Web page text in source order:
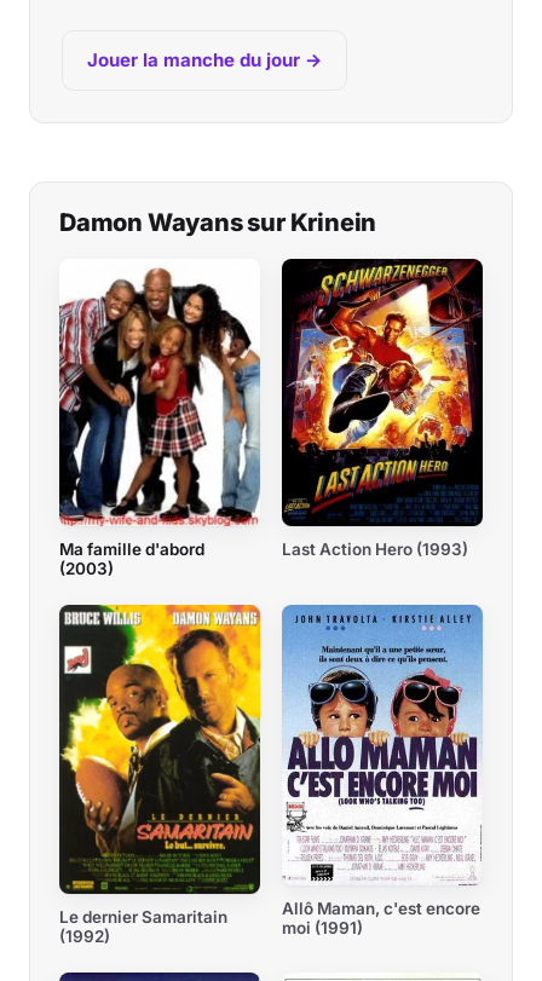
Jouer la manche du jour →
Damon Wayans sur Krinein
Ma famille d'abord
(2003)
Last Action Hero (1993)
Le dernier Samaritain
(1992)
Allô Maman, c'est encore
moi (1991)